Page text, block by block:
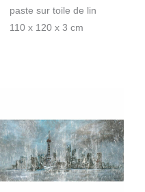
paste sur toile de lin
110 x 120 x 3 cm